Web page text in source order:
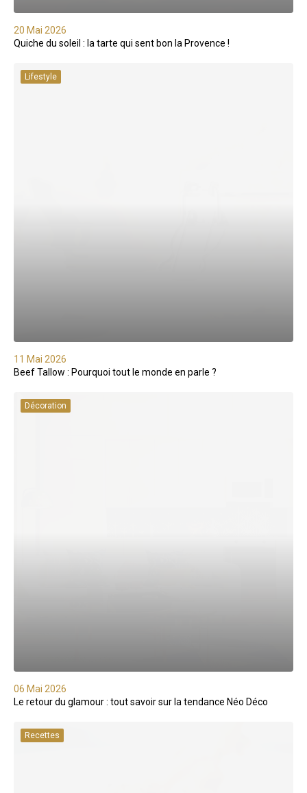
20 Mai 2026
Quiche du soleil : la tarte qui sent bon la Provence !
Lifestyle
11 Mai 2026
Beef Tallow : Pourquoi tout le monde en parle ?
Décoration
06 Mai 2026
Le retour du glamour : tout savoir sur la tendance Néo Déco
Recettes